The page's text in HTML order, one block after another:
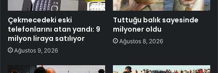
Çekmecedeki eski
telefonlarını atan yandı: 9
milyon liraya satılıyor
Ağustos 9, 2026
Tuttuğu balık sayesinde
milyoner oldu
Ağustos 8, 2026